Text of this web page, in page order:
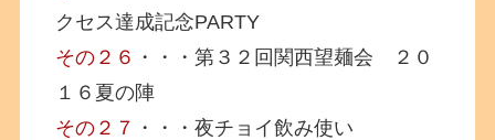
クセス達成記念PARTY
その２６ ・・・第３２回関西望麺会 ２０
１６夏の陣
その２７ ・・・夜チョイ飲み使い